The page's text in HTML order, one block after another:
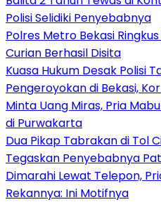
Polisi Selidiki Penyebabnya
Polres Metro Bekasi
Curian Berhasil Disita
Kuasa Hukum Desak Polisi
Pengeroyokan di Bekasi,
Minta Uang Miras, Pria
di Purwakarta
Dua Pikap Tabrakan di Tol
Tegaskan Penyebabnya
Dimarahi Lewat Telepon,
Rekannya: Ini Motifnya